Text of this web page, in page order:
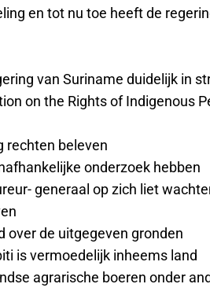
en tot nu toe heeft de
van Suriname duidelijk in
on the Rights of Indigenous
rechten beleven
onderzoek hebben
generaal op zich liet
over de uitgegeven gronden
is vermoedelijk inheems land
agrarische boeren onder